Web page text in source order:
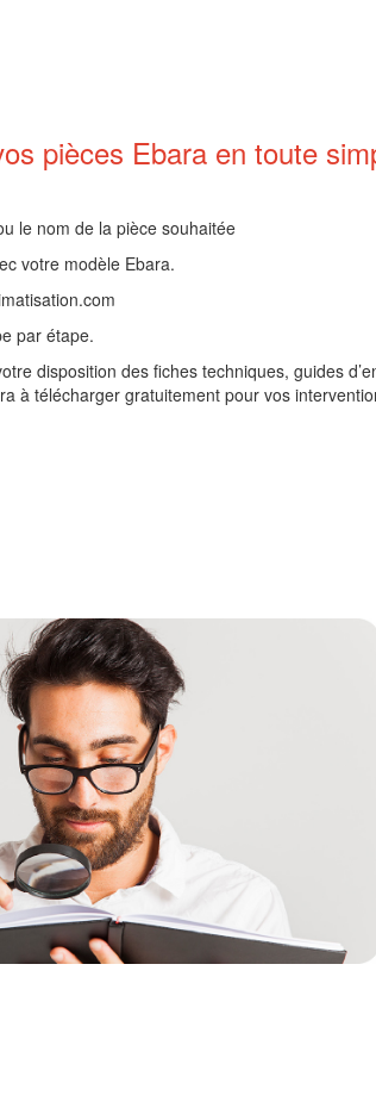
pièces Ebara en toute
le nom de la pièce souhaitée
votre modèle Ebara.
par étape.
disposition des fiches techniques, guides
à télécharger gratuitement pour vos